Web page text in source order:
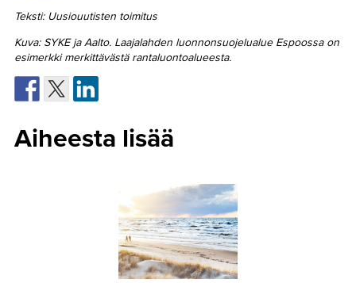
Teksti: Uusiouutisten toimitus
Kuva: SYKE ja Aalto. Laajalahden luonnonsuojelualue Espoossa on
esimerkki merkittävästä rantaluontoalueesta.
Aiheesta lisää